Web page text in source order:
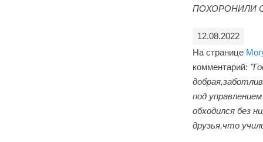
ПОХОРОНИЛИ
12.08.2022
На странице
комментарий:
под
обходился без
друзья,что